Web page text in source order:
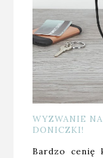
WYZWANIE
DONICZKI!
Bardzo cenię